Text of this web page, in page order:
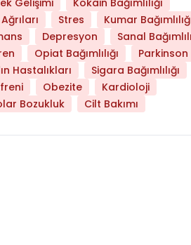
Gelişimi
Kokain Bağımlılığı
Stres
Kumar
Depresyon
Sanal
Opiat Bağımlılığı
Parkinson
Hastalıkları
Sigara Bağımlılığı
Obezite
Kardioloji
Bozukluk
Cilt Bakımı